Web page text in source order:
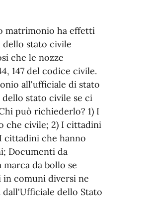
matrimonio ha effetti
stato civile
che le nozze
147 del codice civile.
all'ufficiale di stato
stato civile se ci
può richiederlo? 1) I
che civile; 2) I cittadini
cittadini che hanno
Documenti da
da bollo se
in comuni diversi ne
dello Stato